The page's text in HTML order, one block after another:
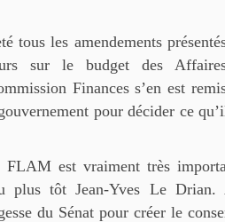
tous les amendements
sur le budget des
Finances s’en est
pour décider ce
FLAM est vraiment très
plus tôt Jean-Yves Le Drian.
du Sénat pour créer le